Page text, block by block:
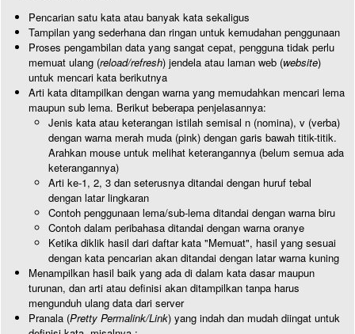
Pencarian satu kata atau banyak kata sekaligus
Tampilan yang sederhana dan ringan untuk kemudahan penggunaan
Proses pengambilan data yang sangat cepat, pengguna tidak perlu
memuat ulang (reload/refresh) jendela atau laman web (website)
untuk mencari kata berikutnya
Arti kata ditampilkan dengan warna yang memudahkan mencari lema
maupun sub lema. Berikut beberapa penjelasannya:
Jenis kata atau keterangan istilah semisal n (nomina), v (verba)
dengan warna merah muda (pink) dengan garis bawah titik-titik.
Arahkan mouse untuk melihat keterangannya (belum semua ada
keterangannya)
Arti ke-1, 2, 3 dan seterusnya ditandai dengan huruf tebal
dengan latar lingkaran
Contoh penggunaan lema/sub-lema ditandai dengan warna biru
Contoh dalam peribahasa ditandai dengan warna oranye
Ketika diklik hasil dari daftar kata "Memuat", hasil yang sesuai
dengan kata pencarian akan ditandai dengan latar warna kuning
Menampilkan hasil baik yang ada di dalam kata dasar maupun
turunan, dan arti atau definisi akan ditampilkan tanpa harus
mengunduh ulang data dari server
Pranala (Pretty Permalink/Link) yang indah dan mudah diingat untuk